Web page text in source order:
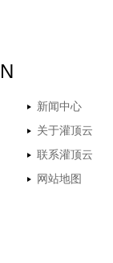
新闻中心
关于灌顶云
联系灌顶云
网站地图